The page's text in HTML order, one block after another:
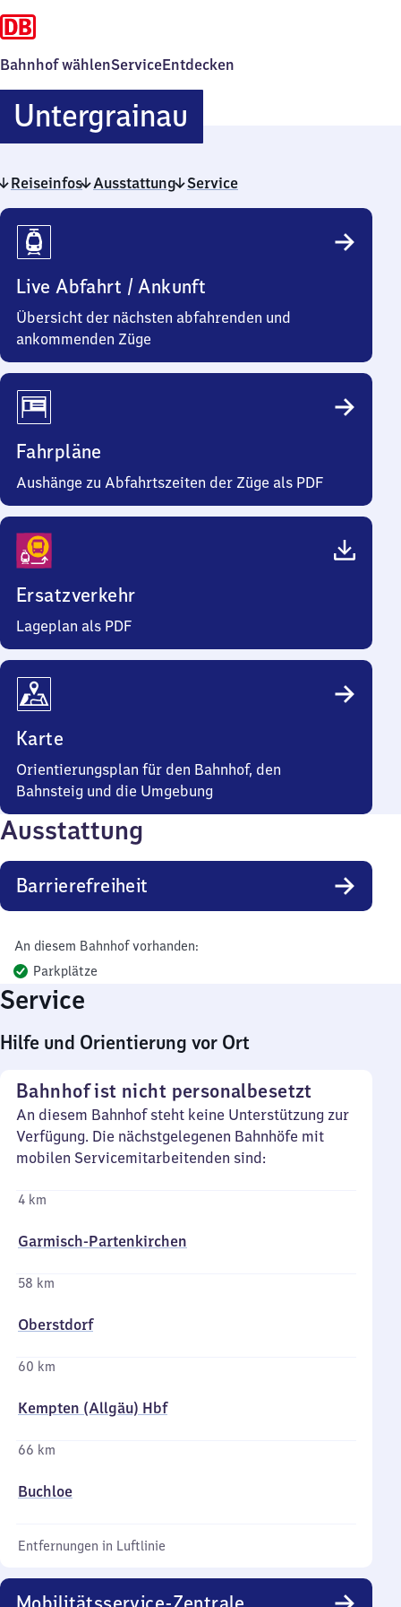
Bahnhof wählenServiceEntdecken
Untergrainau
Reiseinfos Ausstattung Service
Reiseinfos
Live Abfahrt / Ankunft
Übersicht der nächsten abfahrenden und
ankommenden Züge
Fahrpläne
Aushänge zu Abfahrtszeiten der Züge als PDF
Ersatzverkehr
Lageplan als PDF
Karte
Orientierungsplan für den Bahnhof, den
Bahnsteig und die Umgebung
Ausstattung
Barrierefreiheit
An diesem Bahnhof vorhanden:
Parkplätze
Service
Hilfe und Orientierung vor Ort
Bahnhof ist nicht personalbesetzt
An diesem Bahnhof steht keine Unterstützung zur
Verfügung. Die nächstgelegenen Bahnhöfe mit
mobilen Servicemitarbeitenden sind:
4 km
Garmisch-Partenkirchen
58 km
Oberstdorf
60 km
Kempten (Allgäu) Hbf
66 km
Buchloe
Entfernungen in Luftlinie